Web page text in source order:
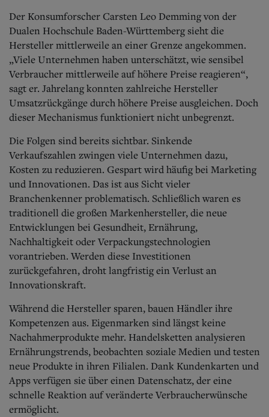
Der Konsumforscher Carsten Leo Demming von der
Dualen Hochschule Baden-Württemberg sieht die
Hersteller mittlerweile an einer Grenze angekommen.
„Viele Unternehmen haben unterschätzt, wie sensibel
Verbraucher mittlerweile auf höhere Preise reagieren“,
sagt er. Jahrelang konnten zahlreiche Hersteller
Umsatzrückgänge durch höhere Preise ausgleichen. Doch
dieser Mechanismus funktioniert nicht unbegrenzt.
Die Folgen sind bereits sichtbar. Sinkende
Verkaufszahlen zwingen viele Unternehmen dazu,
Kosten zu reduzieren. Gespart wird häufig bei Marketing
und Innovationen. Das ist aus Sicht vieler
Branchenkenner problematisch. Schließlich waren es
traditionell die großen Markenhersteller, die neue
Entwicklungen bei Gesundheit, Ernährung,
Nachhaltigkeit oder Verpackungstechnologien
vorantrieben. Werden diese Investitionen
zurückgefahren, droht langfristig ein Verlust an
Innovationskraft.
Während die Hersteller sparen, bauen Händler ihre
Kompetenzen aus. Eigenmarken sind längst keine
Nachahmerprodukte mehr. Handelsketten analysieren
Ernährungstrends, beobachten soziale Medien und testen
neue Produkte in ihren Filialen. Dank Kundenkarten und
Apps verfügen sie über einen Datenschatz, der eine
schnelle Reaktion auf veränderte Verbraucherwünsche
ermöglicht.